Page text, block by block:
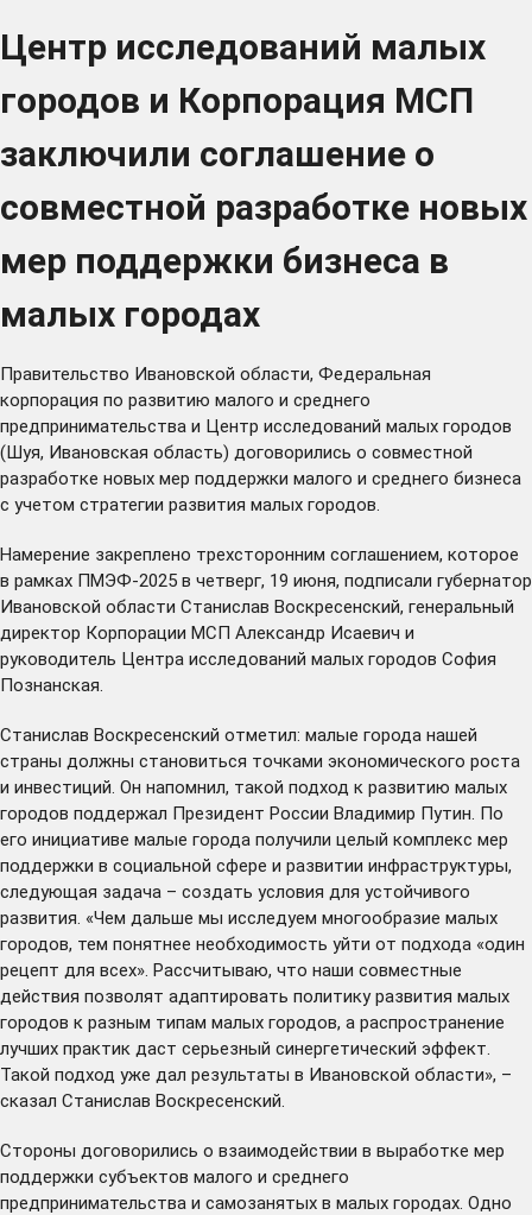
Центр исследований малых
городов и Корпорация МСП
заключили соглашение о
совместной разработке новых
мер поддержки бизнеса в
малых городах
Правительство Ивановской области, Федеральная
корпорация по развитию малого и среднего
предпринимательства и Центр исследований малых городов
(Шуя, Ивановская область) договорились о совместной
разработке новых мер поддержки малого и среднего бизнеса
с учетом стратегии развития малых городов.
Намерение закреплено трехсторонним соглашением, которое
в рамках ПМЭФ-2025 в четверг, 19 июня, подписали губернатор
Ивановской области Станислав Воскресенский, генеральный
директор Корпорации МСП Александр Исаевич и
руководитель Центра исследований малых городов София
Познанская.
Станислав Воскресенский отметил: малые города нашей
страны должны становиться точками экономического роста
и инвестиций. Он напомнил, такой подход к развитию малых
городов поддержал Президент России Владимир Путин. По
его инициативе малые города получили целый комплекс мер
поддержки в социальной сфере и развитии инфраструктуры,
следующая задача – создать условия для устойчивого
развития. «Чем дальше мы исследуем многообразие малых
городов, тем понятнее необходимость уйти от подхода «один
рецепт для всех». Рассчитываю, что наши совместные
действия позволят адаптировать политику развития малых
городов к разным типам малых городов, а распространение
лучших практик даст серьезный синергетический эффект.
Такой подход уже дал результаты в Ивановской области», –
сказал Станислав Воскресенский.
Стороны договорились о взаимодействии в выработке мер
поддержки субъектов малого и среднего
предпринимательства и самозанятых в малых городах. Одно